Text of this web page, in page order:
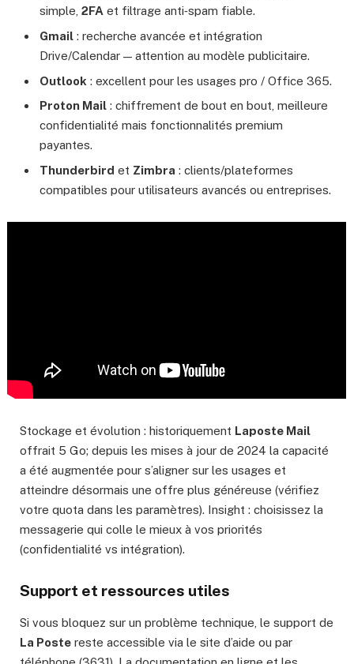
simple, 2FA et filtrage anti‑spam fiable.
Gmail : recherche avancée et intégration
Drive/Calendar — attention au modèle publicitaire.
Outlook : excellent pour les usages pro / Office 365.
Proton Mail : chiffrement de bout en bout, meilleure
confidentialité mais fonctionnalités premium
payantes.
Thunderbird et Zimbra : clients/plateformes
compatibles pour utilisateurs avancés ou entreprises.
Stockage et évolution : historiquement Laposte Mail
offrait 5 Go; depuis les mises à jour de 2024 la capacité
a été augmentée pour s’aligner sur les usages et
atteindre désormais une offre plus généreuse (vérifiez
votre quota dans les paramètres). Insight : choisissez la
messagerie qui colle le mieux à vos priorités
(confidentialité vs intégration).
Support et ressources utiles
Si vous bloquez sur un problème technique, le support de
La Poste reste accessible via le site d’aide ou par